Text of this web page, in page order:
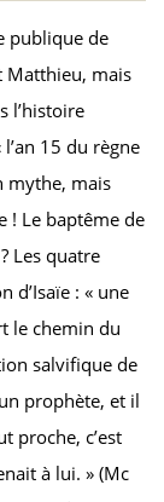
publique de
Matthieu, mais
l’histoire
15 du règne
mythe, mais
! Le baptême de
Les quatre
d’Isaïe : « une
le chemin du
salvifique de
prophète, et il
proche, c’est
à lui. » (Mc